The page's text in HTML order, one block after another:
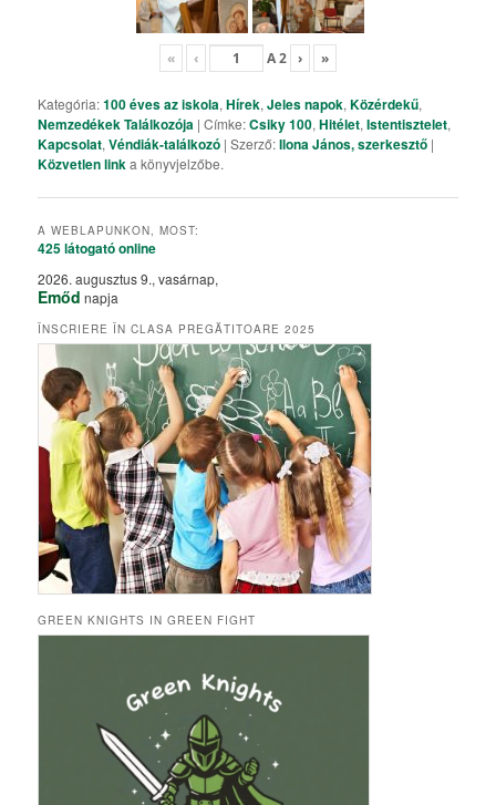
« ‹ A2 › »
Kategória:100 éves az iskola,Hírek,Jeles napok,Közérdekű,
Nemzedékek Találkozója | Címke:Csiky 100,Hitélet,Istentisztelet,
Kapcsolat,Véndiák-találkozó | Szerző:Ilona János, szerkesztő |
Közvetlen linka könyvjelzőbe.
A WEBLAPUNKON, MOST:
425 látogatóonline
2026. augusztus 9., vasárnap,
Emőd napja
ÎNSCRIERE ÎN CLASA PREGĂTITOARE 2025
GREEN KNIGHTS IN GREEN FIGHT